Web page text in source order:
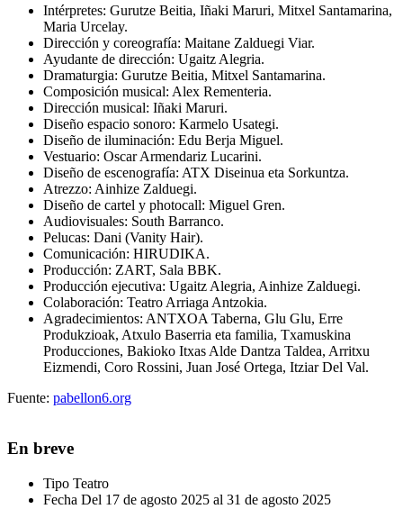
Intérpretes: Gurutze Beitia, Iñaki Maruri, Mitxel Santamarina,
Maria Urcelay.
Dirección y coreografía: Maitane Zalduegi Viar.
Ayudante de dirección: Ugaitz Alegria.
Dramaturgia: Gurutze Beitia, Mitxel Santamarina.
Composición musical: Alex Rementeria.
Dirección musical: Iñaki Maruri.
Diseño espacio sonoro: Karmelo Usategi.
Diseño de iluminación: Edu Berja Miguel.
Vestuario: Oscar Armendariz Lucarini.
Diseño de escenografía: ATX Diseinua eta Sorkuntza.
Atrezzo: Ainhize Zalduegi.
Diseño de cartel y photocall: Miguel Gren.
Audiovisuales: South Barranco.
Pelucas: Dani (Vanity Hair).
Comunicación: HIRUDIKA.
Producción: ZART, Sala BBK.
Producción ejecutiva: Ugaitz Alegria, Ainhize Zalduegi.
Colaboración: Teatro Arriaga Antzokia.
Agradecimientos: ANTXOA Taberna, Glu Glu, Erre
Produkzioak, Atxulo Baserria eta familia, Txamuskina
Producciones, Bakioko Itxas Alde Dantza Taldea, Arritxu
Eizmendi, Coro Rossini, Juan José Ortega, Itziar Del Val.
Fuente: pabellon6.org
En breve
Tipo Teatro
Fecha Del 17 de agosto 2025 al 31 de agosto 2025